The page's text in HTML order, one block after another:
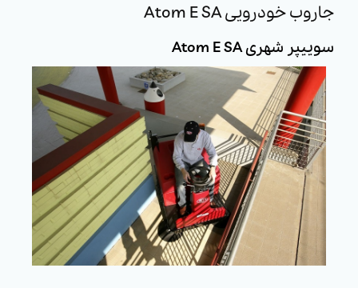
جاروب خودرویی Atom E SA
سوییپر شهری Atom E SA